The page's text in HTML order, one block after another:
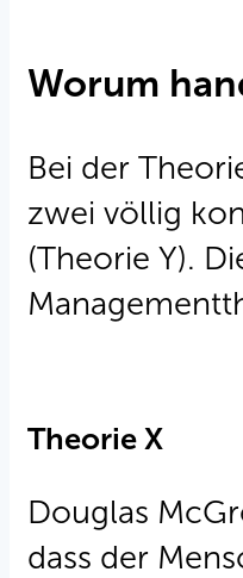
Worum
Bei der
zwei völlig
(Theorie Y).
Theorie X
Douglas
dass der